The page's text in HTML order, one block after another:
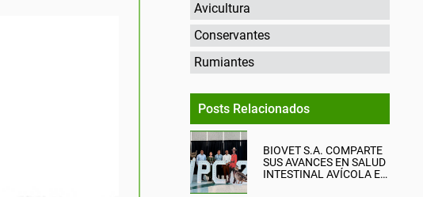
Avicultura
Conservantes
Rumiantes
Posts Relacionados
BIOVET S.A. COMPARTE
SUS AVANCES EN SALUD
INTESTINAL AVÍCOLA EN